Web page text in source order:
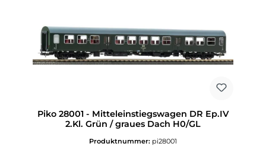
Piko 28001 - Mitteleinstiegswagen DR Ep.IV
2.Kl. Grün / graues Dach H0/GL
Produktnummer: pi28001